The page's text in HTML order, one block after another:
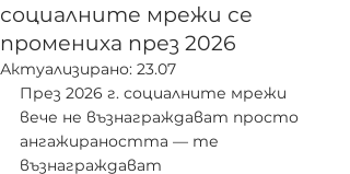
социалните мрежи се
промениха през 2026
Актуализирано: 23.07
През 2026 г. социалните мрежи
вече не възнаграждават просто
ангажираността — те
възнаграждават